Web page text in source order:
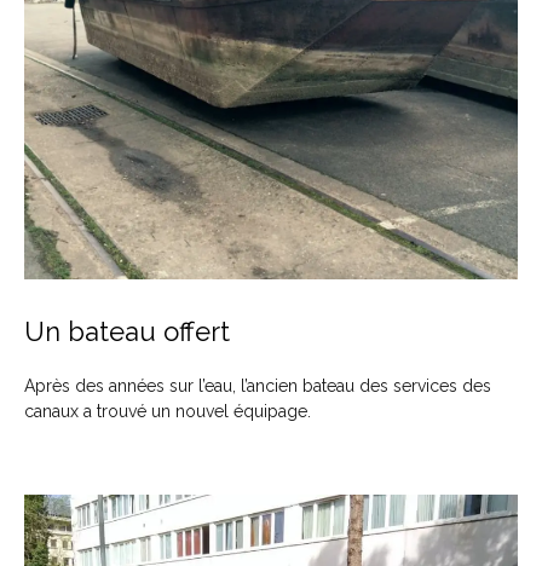
Un bateau offert
Après des années sur l’eau, l’ancien bateau des services des
canaux a trouvé un nouvel équipage.